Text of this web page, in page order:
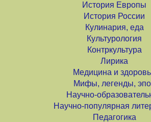
История Европы
История России
Кулинария, еда
Культурология
Контркультура
Лирика
Медицина и
Мифы, легенды,
Научно-
Научно-популярная
Педагогика